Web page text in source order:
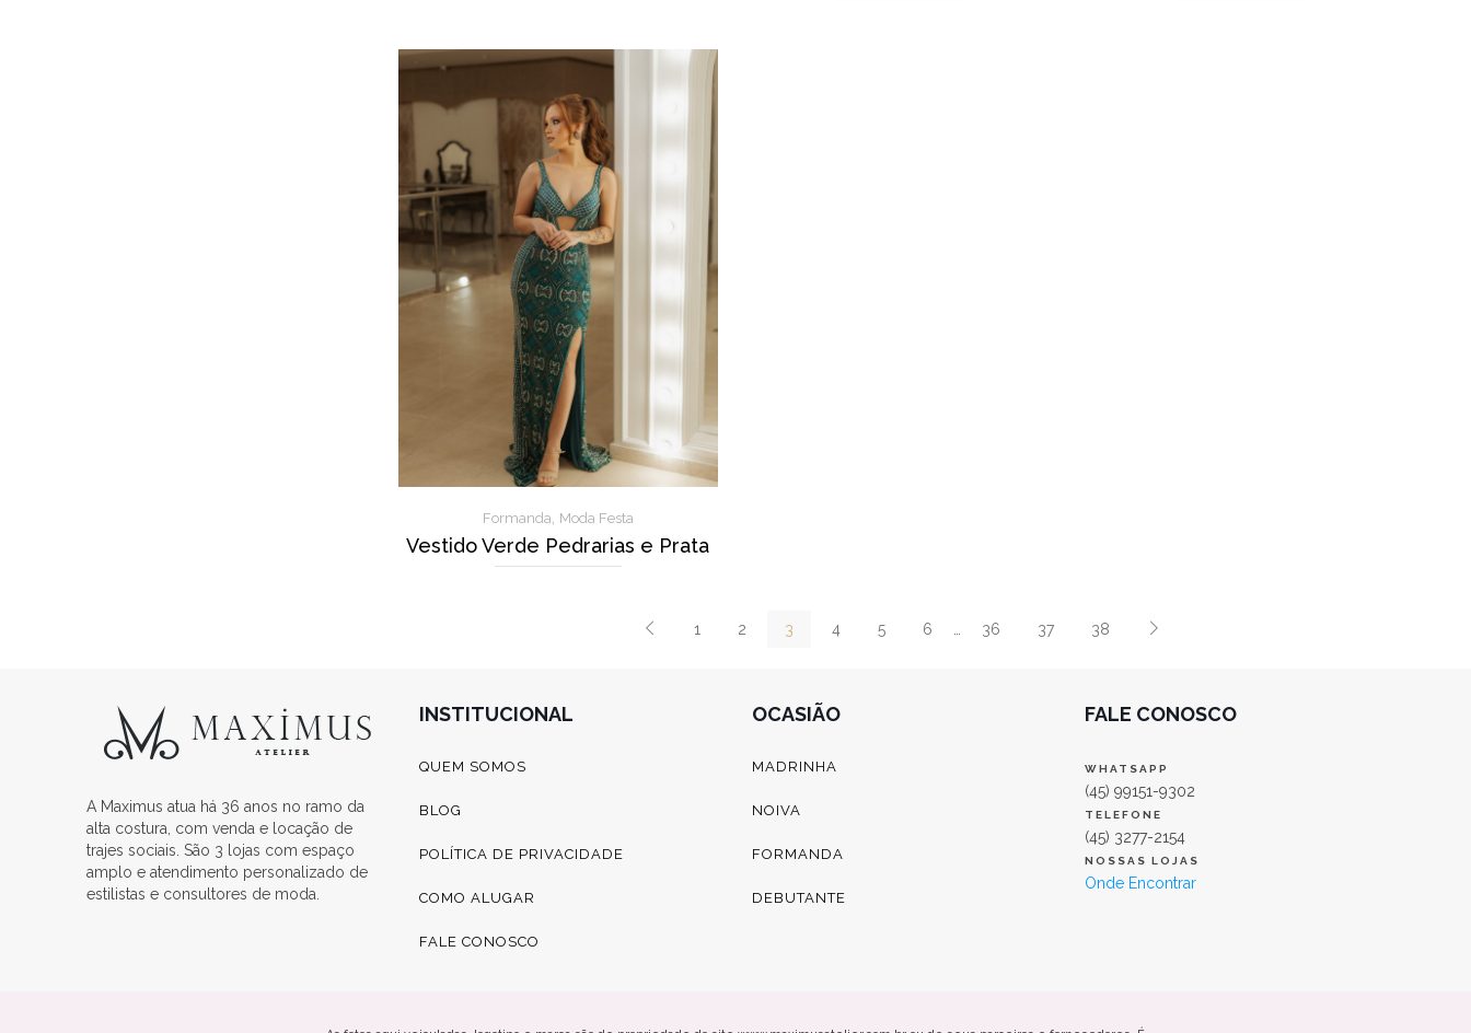
Formanda, Moda Festa
Vestido Verde Pedrarias e Prata
1 2 3 4 5 6 36 37 38
A Maximus atua há 36 anos no ramo da
alta costura, com venda e locação de
trajes sociais. São 3 lojas com espaço
amplo e atendimento personalizado de
estilistas e consultores de moda.
INSTITUCIONAL
QUEM SOMOS
BLOG
POLÍTICA DE PRIVACIDADE
COMO ALUGAR
FALE CONOSCO
OCASIÃO
MADRINHA
NOIVA
FORMANDA
DEBUTANTE
FALE CONOSCO
WHATSAPP
(45) 99151-9302
TELEFONE
(45) 3277-2154
NOSSAS LOJAS
Onde Encontrar